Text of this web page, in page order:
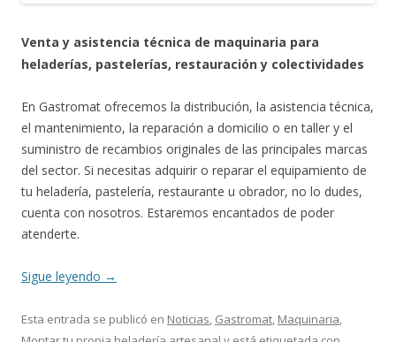
Venta y asistencia técnica de maquinaria para
heladerías, pastelerías, restauración y colectividades
En Gastromat ofrecemos la distribución, la asistencia técnica,
el mantenimiento, la reparación a domicilio o en taller y el
suministro de recambios originales de las principales marcas
del sector. Si necesitas adquirir o reparar el equipamiento de
tu heladería, pastelería, restaurante u obrador, no lo dudes,
cuenta con nosotros. Estaremos encantados de poder
atenderte.
Sigue leyendo →
Esta entrada se publicó en Noticias, Gastromat, Maquinaria,